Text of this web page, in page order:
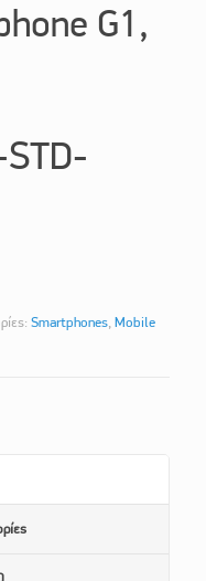
G1,
Smartphones, Mobile